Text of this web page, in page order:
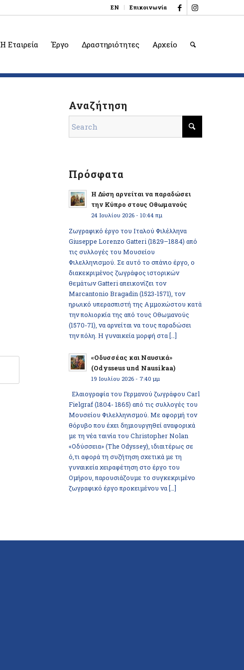
EN Επικοινωνία
Η Εταιρεία Έργο Δραστηριότητες Αρχείο
Αναζήτηση
Πρόσφατα
Η Δύση αρνείται να παραδώσει
την Κύπρο στους Οθωμανούς
24 Ιουλίου 2026 - 10:44 πμ
Ζωγραφικό έργο του Ιταλού Φιλέλληνα
Giuseppe Lorenzo Gatteri (1829–1884) από
τις συλλογές του Μουσείου
Φιλελληνισμού. Σε αυτό το σπάνιο έργο, ο
διακεκριμένος ζωγράφος ιστορικών
θεμάτων Gatteri απεικονίζει τον
Marcantonio Bragadin (1523-1571), τον
ηρωικό υπερασπιστή της Αμμοχώστου κατά
την πολιορκία της από τους Οθωμανούς
(1570-71), να αρνείται να τους παραδώσει
την πόλη. Η γυναικεία μορφή στα […]
«Οδυσσέας και Ναυσικά»
(Odysseus und Nausikaa)
19 Ιουλίου 2026 - 7:40 μμ
Ελαιογραφία του Γερμανού ζωγράφου Carl
Fielgraf (1804- 1865) από τις συλλογές του
Μουσείου Φιλελληνισμού. Με αφορμή τον
θόρυβο που έχει δημιουργηθεί αναφορικά
με τη νέα ταινία του Christopher Nolan
«Οδύσσεια» (The Odyssey), ιδιαιτέρως σε
ό,τι αφορά τη συζήτηση σχετικά με τη
γυναικεία χειραφέτηση στο έργο του
Ομήρου, παρουσιάζουμε το συγκεκριμένο
ζωγραφικό έργο προκειμένου να […]